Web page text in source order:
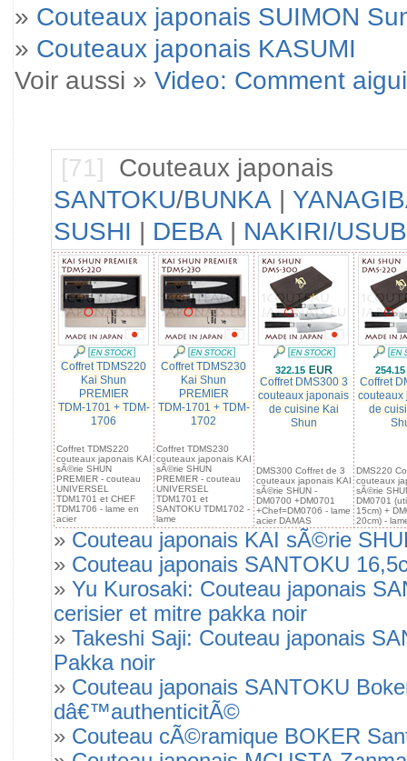
» Couteaux japonais SUIMON
» Couteaux japonais KASUMI
Voir aussi » Video: Comment
[71] Couteaux japonais
SANTOKU/BUNKA |
SUSHI | DEBA | NAKIRI/
Coffret TDMS220
Kai Shun
PREMIER
TDM-1701 + TDM-
1706
Coffret TDMS220
couteaux japonais KAI
sÃ©rie SHUN
PREMIER - couteau
UNIVERSEL
TDM1701 et CHEF
TDM1706 - lame en
acier
Coffret TDMS230
Kai Shun
PREMIER
TDM-1701 + TDM-
1702
Coffret TDMS230
couteaux japonais KAI
sÃ©rie SHUN
PREMIER - couteau
UNIVERSEL
TDM1701 et
SANTOKU TDM1702 -
lame
322.15
Coffret DMS300 3
couteaux japonais
de cuisine Kai
Shun
DMS300 Coffret de 3
couteaux japonais KAI
sÃ©rie SHUN -
DM0700 +DM0701
+Chef=DM0706 - lame
acier DAMAS
254.15
Coffret
couteaux
de
DMS220
couteaux
sÃ©rie
DM0701
15cm) +
20cm) -
» Couteau japonais KAI sÃ©rie
» Couteau japonais SANTOKU
» Yu Kurosaki: Couteau japonais
cerisier et mitre pakka noir
» Takeshi Saji: Couteau japonais
Pakka noir
» Couteau japonais SANTOKU
dâ€™authenticitÃ©
» Couteau cÃ©ramique BOKER